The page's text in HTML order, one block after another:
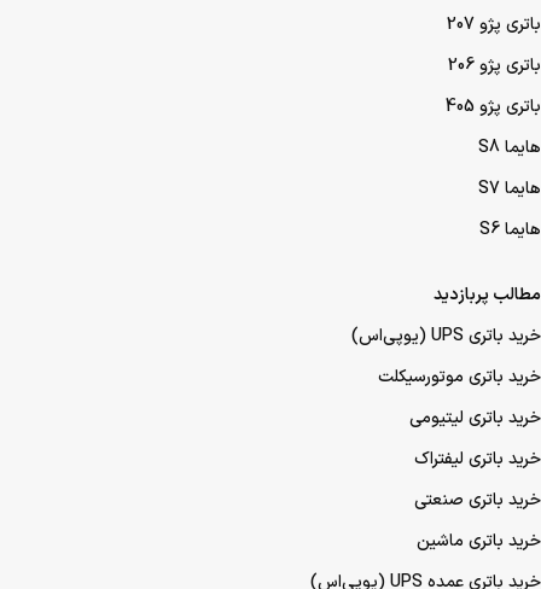
باتری پژو 207
باتری پژو 206
باتری پژو 405
هایما S8
هایما S7
هایما S6
مطالب پربازدید
خرید باتری UPS (یو‌پی‌اس)
خرید باتری موتورسیکلت
خرید باتری لیتیومی
خرید باتری لیفتراک
خرید باتری صنعتی
خرید باتری ماشین
خرید باتری عمده UPS (یو‌پی‌اس)